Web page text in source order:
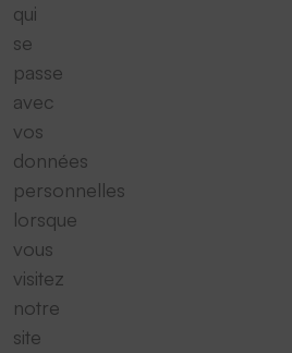
qui
se
passe
avec
vos
données
personnelles
lorsque
vous
visitez
notre
site